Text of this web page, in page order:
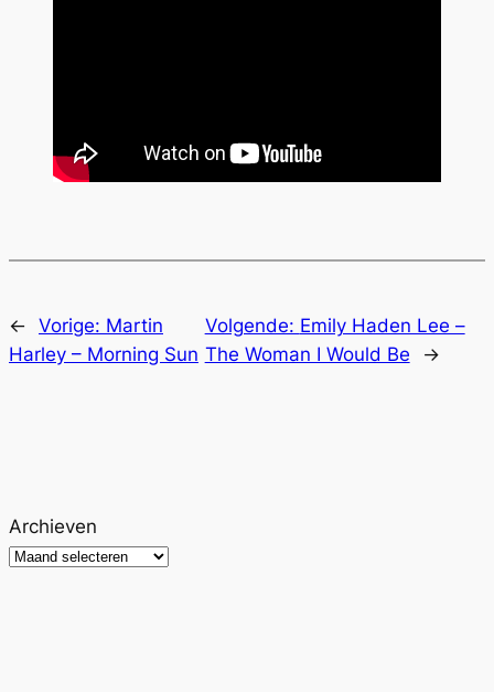
← Vorige: Martin
Harley – Morning Sun
Volgende: Emily Haden Lee –
The Woman I Would Be
→
Archieven